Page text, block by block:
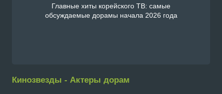
Главные хиты корейского ТВ: самые
обсуждаемые дорамы начала 2026 года
Кинозвезды - Актеры дорам